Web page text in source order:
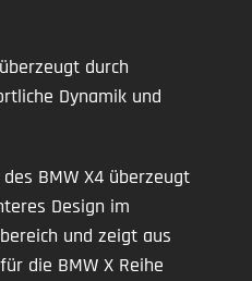
durch
Dynamik und
BMW X4 überzeugt
Design im
und zeigt aus
die BMW X Reihe